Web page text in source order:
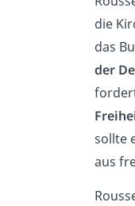
die
das
der
sollte
aus